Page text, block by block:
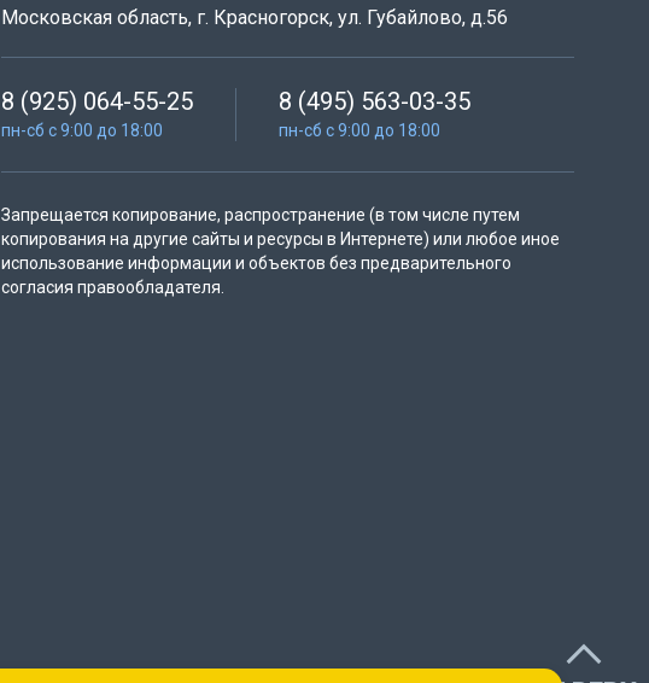
Московская область, г. Красногорск, ул. Губайлово, д.56
8 (925) 064-55-25
пн-сб с 9:00 до 18:00
8 (495) 563-03-35
пн-сб с 9:00 до 18:00
Запрещается копирование, распространение (в том числе путем
копирования на другие сайты и ресурсы в Интернете) или любое иное
использование информации и объектов без предварительного
согласия правообладателя.